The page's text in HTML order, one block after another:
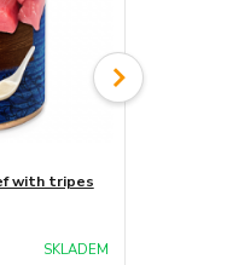
with tripes
SKLADEM